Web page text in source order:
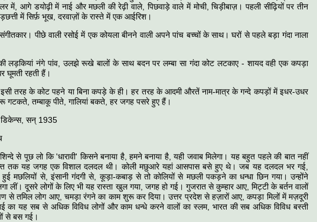
में, आगे डयोढ़ी में नाई और मछली की रेढ़ी वाले, पिछवाड़े वाले में मोची, चिड़ीबाज़। पहली सीढ़ियों पर तीन
में सिर्फ़ भूख, दरवाज़ों के रास्ते में एक आईरिश।
पीछे वाली रसोई में एक कोयला बीनने वाली अपने पांच बच्चों के साथ। घरों से पहले बड़ा गंदा नाला
लड़कियां नंगे पांव, उलझे रूखे बालों के साथ बदन पर लम्बा सा गंदा कोट लटकाए - शायद वही एक कपड़ा
घूमती रहती हैं।
तरह के कोट पहने या बिना कपड़े के ही। हर तरह के आदमी औरतें नाम-मात्र के गन्दे कपड़ों में इधर-उधर
तम्बाकू पीते, गालियां बकते, हर जगह पसरे हुए हैं।
डिकेन्स, सन्‌ 1935
से पूछ लो कि 'धारावी' किसने बनाया है, हमने बनाया है, यही जवाब मिलेगा। यह बहुत पहले की बात नहीं
तक यह जगह एक विशाल दलदल थी। कोली मछुआरे यहां आसपास बसे हुए थे। जब यह दलदल भर गई,
हुई मछलियों से, इंसानी गंदगी से, कूड़ा-कबाड़ से तो कोलियों से मछली पकड़ने का धन्धा छिन गया। उन्होंने
लीं। दूसरे लोगों के लिए भी यह रास्ता खुल गया, जगह हो गई। गुजरात से कुम्हार आए, मिट्टी के बर्तन वालों
से तमिल लोग आए, चमड़ा रंगने का काम शुरू कर दिया। उत्तर प्रदेश से हज़ारों आए, कपड़ा मिलों में मज़दूरी
यह सब से अधिक विविध लोगों और काम धन्धे करने वालों का स्लम, भारत की सब अधिक विविध बस्ती
से बस गई।